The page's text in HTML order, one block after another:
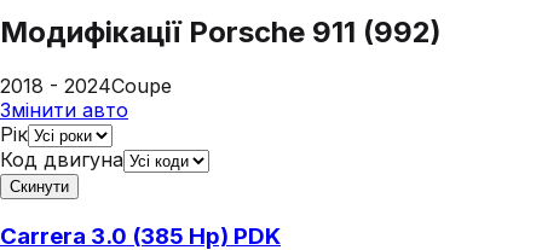
Модифікації Porsche 911 (992)
2018 - 2024Coupe
Змінити авто
Рік
Код двигуна
Скинути
Carrera 3.0 (385 Hp) PDK